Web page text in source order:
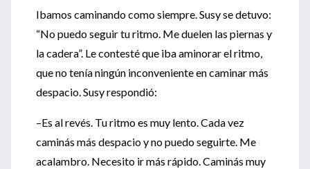
Ibamos caminando como siempre. Susy se detuvo:
“No puedo seguir tu ritmo. Me duelen las piernas y
la cadera”. Le contesté que iba aminorar el ritmo,
que no tenía ningún inconveniente en caminar más
despacio. Susy respondió:
–Es al revés. Tu ritmo es muy lento. Cada vez
caminás más despacio y no puedo seguirte. Me
acalambro. Necesito ir más rápido. Caminás muy